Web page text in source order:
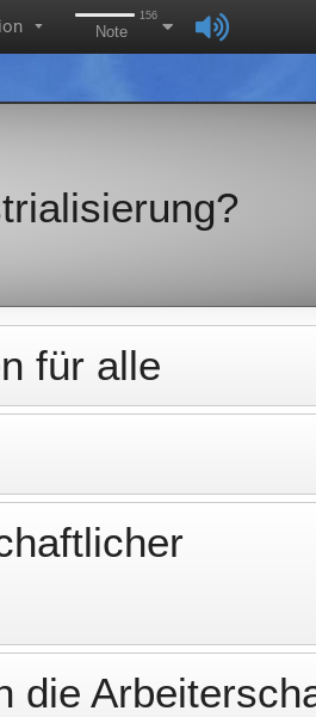
▼
156
Note
für alle
die